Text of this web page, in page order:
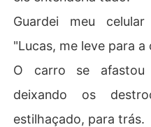
Guardei meu
"Lucas, me leve para
O carro se
deixando os
estilhaçado, para trás.